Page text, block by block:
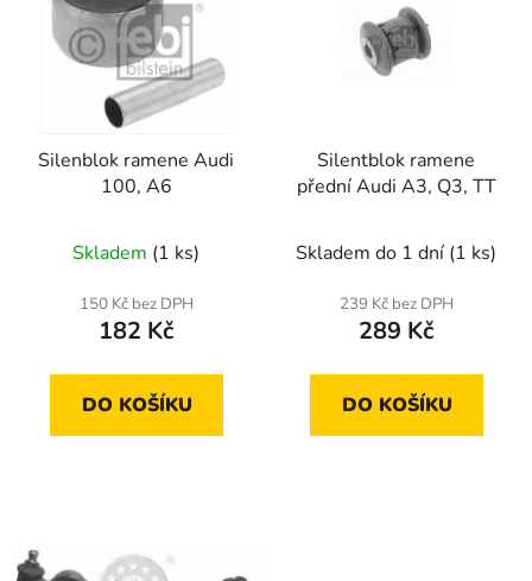
Silenblok ramene Audi
100, A6
Skladem (1 ks)
150 Kč bez DPH
182 Kč
DO KOŠÍKU
Silentblok ramene
přední Audi A3, Q3, TT
Skladem do 1 dní (1 ks)
239 Kč bez DPH
289 Kč
DO KOŠÍKU